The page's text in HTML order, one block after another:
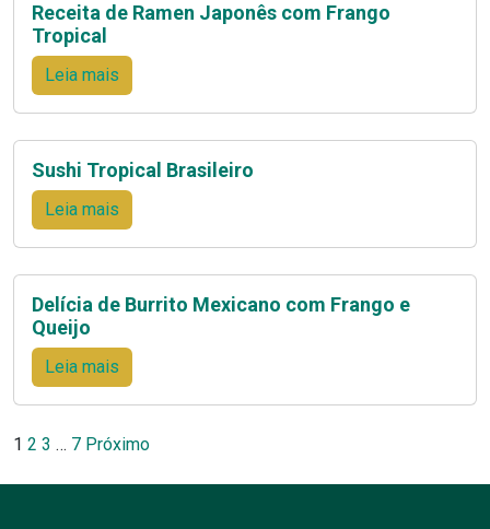
Receita de Ramen Japonês com Frango
Tropical
Leia mais
Sushi Tropical Brasileiro
Leia mais
Delícia de Burrito Mexicano com Frango e
Queijo
Leia mais
Paginação
de
1 2 3 … 7 Próximo